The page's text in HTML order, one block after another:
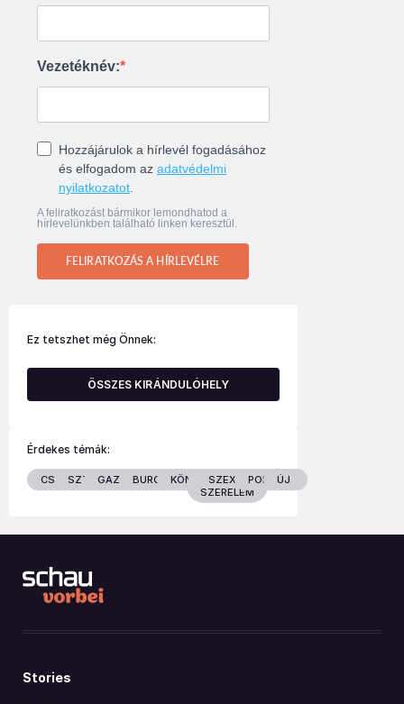
Vezetéknév:
Hozzájárulok a hírlevél fogadásához
és elfogadom az adatvédelmi
nyilatkozatot
A feliratkozást bármikor lemondhatod a
hírlevelünkben található linken keresztül.
FELIRATKOZÁS A HÍRLEVÉLRE
Ez tetszhet még Önnek:
ÖSSZES KIRÁNDULÓHELY
Érdekes témák:
CSALÁDSZTÁROKGAZDASÁGBURGENLANDKÖNYVEKSZEX &
SZERELEM
POLITIKA
ÚJ
Stories